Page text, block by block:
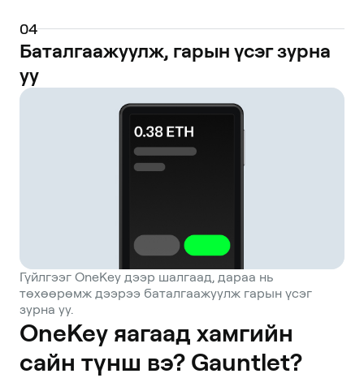
04
Баталгаажуулж, гарын үсэг зурна
уу
Гүйлгээг OneKey дээр шалгаад, дараа нь
төхөөрөмж дээрээ баталгаажуулж гарын үсэг
зурна уу.
OneKey яагаад хамгийн
сайн түнш вэ? Gauntlet?